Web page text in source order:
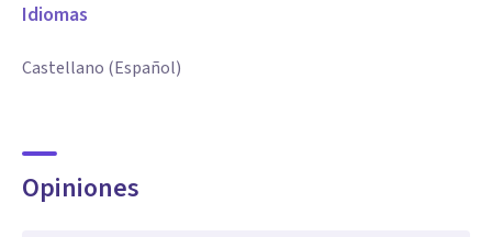
Idiomas
Castellano (Español)
Opiniones